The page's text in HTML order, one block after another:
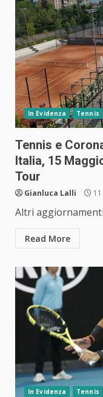
In Evidenza Tennis
Tennis e
Italia, 15
Tour
Gianluca Lalli
Altri
Read More
In Evidenza Tennis